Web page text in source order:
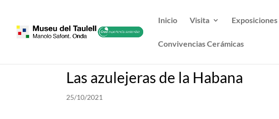
Inicio Visita Exposiciones
Convivencias Cerámicas
Las azulejeras de la Habana
25/10/2021